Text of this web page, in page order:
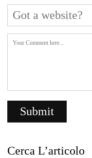
Cerca L’articolo